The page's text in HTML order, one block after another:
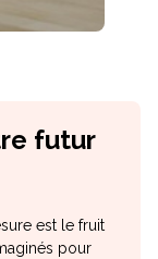
futur
est le fruit
pour